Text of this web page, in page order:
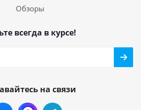
Обзоры
всегда в курсе!
на связи